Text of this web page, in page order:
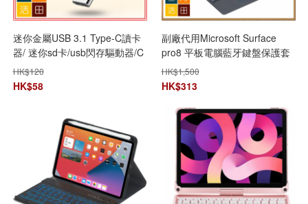
迷你金屬USB 3.1 Type-C讀卡
器/ 迷你sd卡/usb閃存驅動器/C
型轉接頭/轉換器/OTG讀卡器/高
速內存卡/手機SD卡外置
HK$120
HK$58
副廠代用Microsoft Surface
pro8 平板電腦藍牙鍵盤保護套
[帶觸摸板和筆槽] (黑色)
HK$1,500
HK$313